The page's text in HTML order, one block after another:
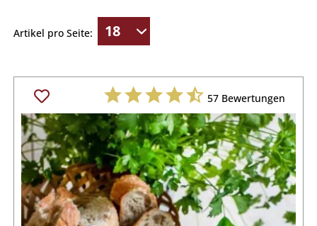
Artikel pro Seite:
57Bewertungen